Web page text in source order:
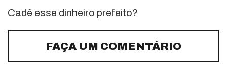
Cadê esse dinheiro prefeito?
FAÇA UM COMENTÁRIO